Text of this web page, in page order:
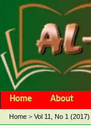
Home About
Open Access Policy
Home > Vol 11, No 1 (2017)